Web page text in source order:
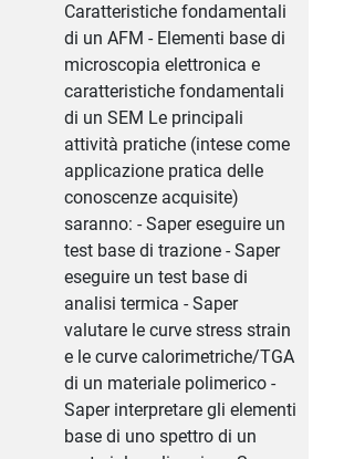
Caratteristiche fondamentali
di un AFM - Elementi base di
microscopia elettronica e
caratteristiche fondamentali
di un SEM Le principali
attività pratiche (intese come
applicazione pratica delle
conoscenze acquisite)
saranno: - Saper eseguire un
test base di trazione - Saper
eseguire un test base di
analisi termica - Saper
valutare le curve stress strain
e le curve calorimetriche/TGA
di un materiale polimerico -
Saper interpretare gli elementi
base di uno spettro di un